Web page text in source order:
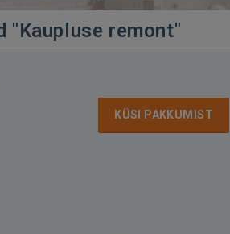
remont"
KÜSI PAKKUMIST